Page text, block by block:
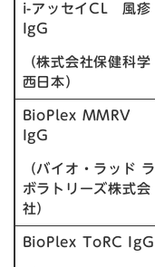
i-アッセイCL 風疹
IgG
（株式会社保健科学
西日本）
BioPlex MMRV
IgG
（バイオ・ラッド ラ
ボラトリーズ株式会
社）
BioPlex ToRC IgG